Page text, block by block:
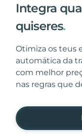
Integra
quiseres.
Otimiza os teus
automática da
com melhor
nas regras que